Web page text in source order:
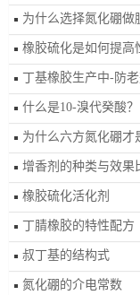
为什么选择氮化硼做
橡胶硫化是如何提高
丁基橡胶生产中-防
什么是10-溴代癸酸？
为什么六方氮化硼才
增香剂的种类与效果
橡胶硫化活化剂
丁腈橡胶的特性配方
叔丁基的结构式
氮化硼的介电常数